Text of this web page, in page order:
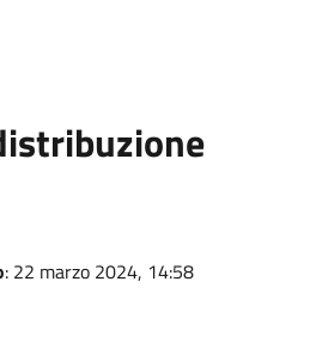
: 22 marzo 2024, 14:58